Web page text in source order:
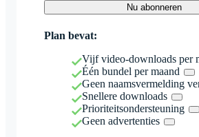
Nu abonneren
Plan bevat:
Vijf video-downloads per
Één bundel per maand
Geen naamsvermelding
Snellere downloads
Prioriteitsondersteuning
Geen advertenties